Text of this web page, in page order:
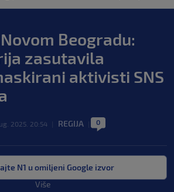
Beogradu:
zasutavila
aktivisti SNS
2025. 20:54 REGIJA 0
N1 u omiljeni Google izvor
Više